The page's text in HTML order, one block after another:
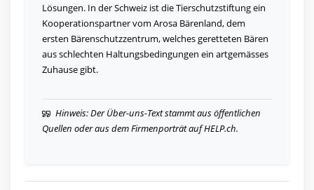
Lösungen. In der Schweiz ist die Tierschutzstiftung ein
Kooperationspartner vom Arosa Bärenland, dem
ersten Bärenschutzzentrum, welches geretteten Bären
aus schlechten Haltungsbedingungen ein artgemässes
Zuhause gibt.
Hinweis: Der Über-uns-Text stammt aus öffentlichen
Quellen oder aus dem Firmenporträt auf HELP.ch.